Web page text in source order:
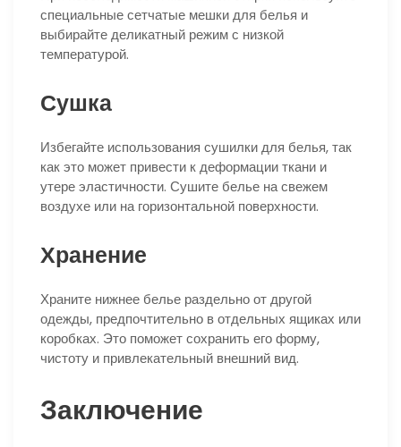
специальные сетчатые мешки для белья и
выбирайте деликатный режим с низкой
температурой.
Сушка
Избегайте использования сушилки для белья, так
как это может привести к деформации ткани и
утере эластичности. Сушите белье на свежем
воздухе или на горизонтальной поверхности.
Хранение
Храните нижнее белье раздельно от другой
одежды, предпочтительно в отдельных ящиках или
коробках. Это поможет сохранить его форму,
чистоту и привлекательный внешний вид.
Заключение